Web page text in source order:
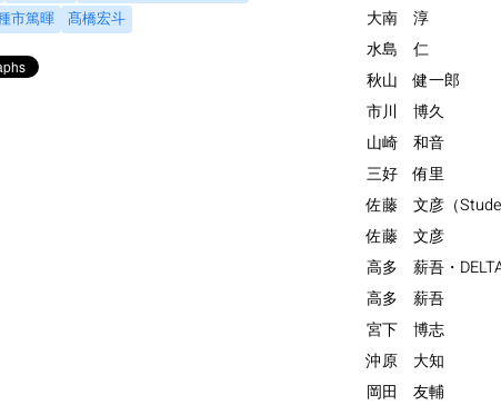
市篤暉 髙橋宏斗
大南 淳
水島 仁
秋山 健一郎
市川 博久
山崎 和音
三好 侑里
佐藤 文彦（
佐藤 文彦
高多 薪吾・
高多 薪吾
宮下 博志
沖原 大知
岡田 友輔